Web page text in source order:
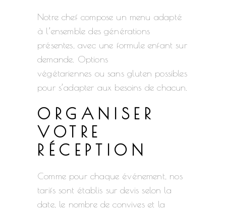
Notre chef compose un menu adapté
à l’ensemble des générations
présentes, avec une formule enfant sur
demande. Options
végétariennes ou sans gluten possibles
pour s’adapter aux besoins de chacun.
ORGANISER
VOTRE
RÉCEPTION
Comme pour chaque événement, nos
tarifs sont établis sur devis selon la
date, le nombre de convives et la